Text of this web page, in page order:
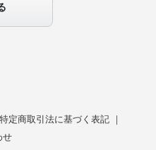
特定商取引法に基づく表記
せ